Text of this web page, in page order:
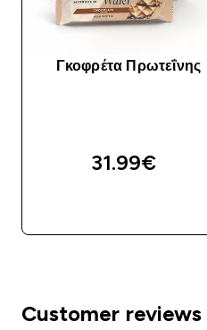
Γκοφρέτα Πρωτεΐνης
31.99€‎
Customer reviews